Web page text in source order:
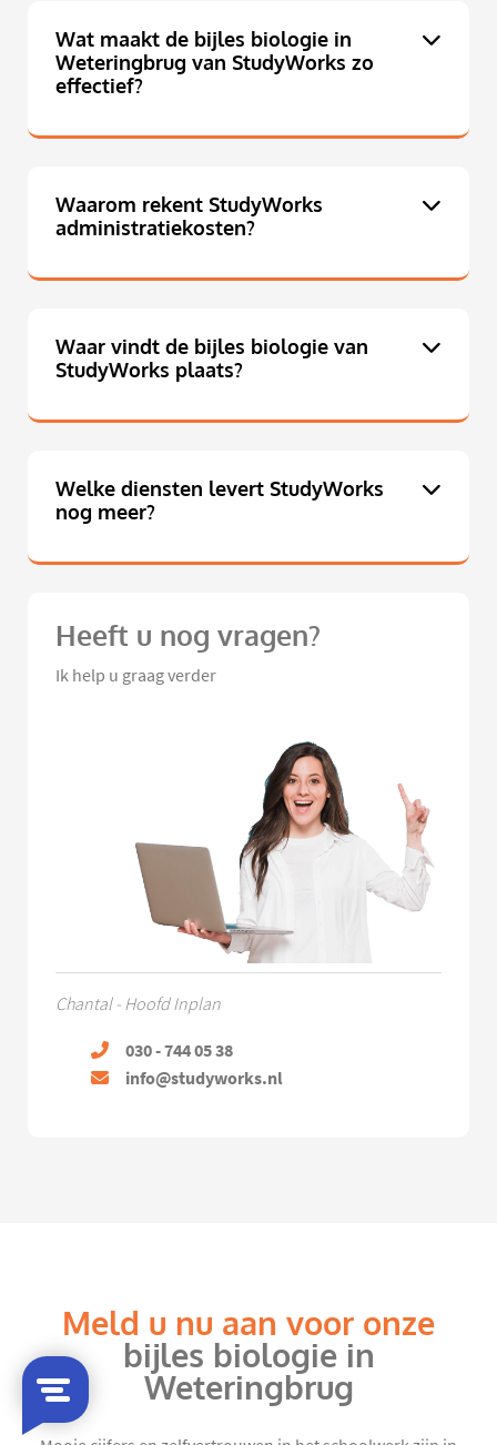
Wat maakt de bijles biologie in
Weteringbrug van StudyWorks zo
effectief?
Waarom rekent StudyWorks
administratiekosten?
Waar vindt de bijles biologie van
StudyWorks plaats?
Welke diensten levert StudyWorks
nog meer?
Heeft u nog vragen?
Ik help u graag verder
Chantal - Hoofd Inplan
030 - 744 05 38
info@studyworks.nl
Meld u nu aan voor onze
bijles biologie in
Weteringbrug